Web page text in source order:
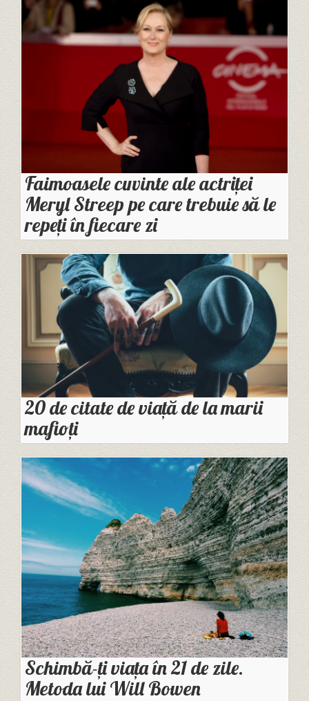
Faimoasele cuvinte ale actriței
Meryl Streep pe care trebuie să le
repeți în fiecare zi
20 de citate de viață de la marii
mafioți
Schimbă-ți viața în 21 de zile.
Metoda lui Will Bowen